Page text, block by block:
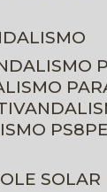
PS8
SOLAR